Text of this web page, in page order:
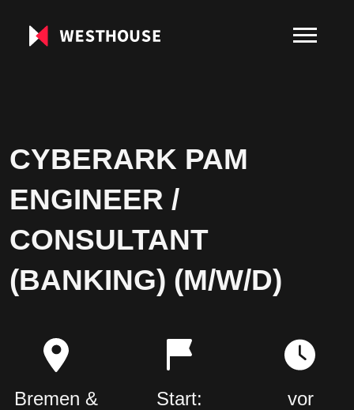
CYBERARK PAM
ENGINEER /
CONSULTANT
(BANKING) (M/W/D)
Bremen &
Start:
vor